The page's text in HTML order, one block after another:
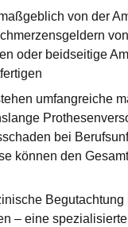
von der
oder beidseitige
umfangreiche
bei
können den
– eine